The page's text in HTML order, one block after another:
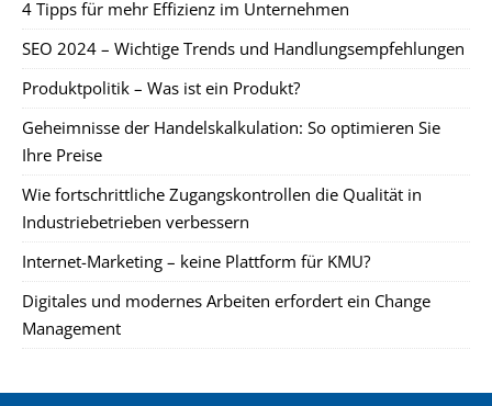
4 Tipps für mehr Effizienz im Unternehmen
SEO 2024 – Wichtige Trends und Handlungsempfehlungen
Produktpolitik – Was ist ein Produkt?
Geheimnisse der Handelskalkulation: So optimieren Sie
Ihre Preise
Wie fortschrittliche Zugangskontrollen die Qualität in
Industriebetrieben verbessern
Internet-Marketing – keine Plattform für KMU?
Digitales und modernes Arbeiten erfordert ein Change
Management